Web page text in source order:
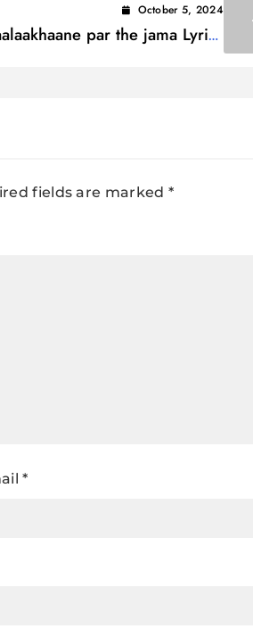
October 5, 2024
par the jama Lyrics
/ बालाखाने पर थे जमा
fields are marked *
*